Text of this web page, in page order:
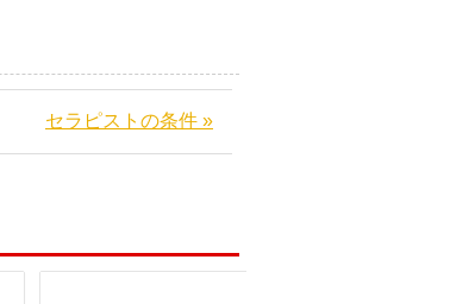
セラピストの条件 »